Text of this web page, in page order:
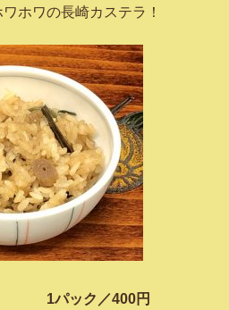
ホワの長崎カステラ！
ック／400円